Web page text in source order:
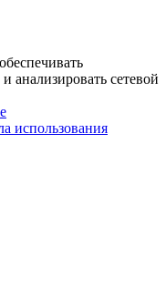
анализировать сетевой
использования